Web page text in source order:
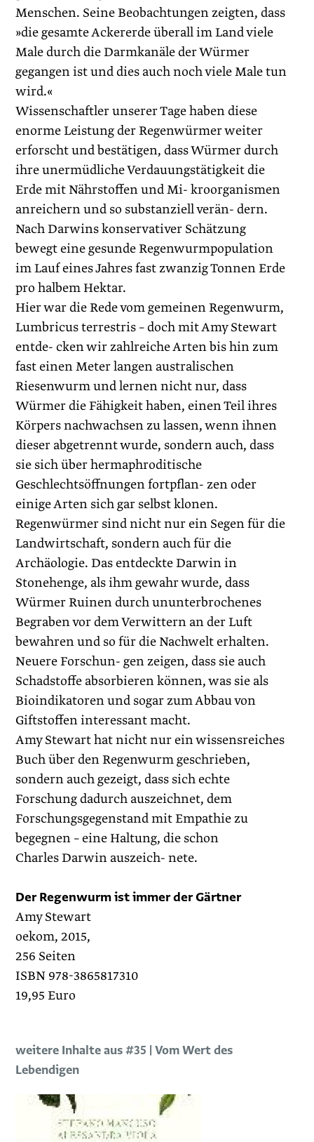
Menschen. Seine Beobachtungen zeigten, dass
»die gesamte Ackererde überall im Land viele
Male durch die Darmkanäle der Würmer
gegangen ist und dies auch noch viele Male tun
wird.«
Wissenschaftler unserer Tage haben diese
enorme Leistung der Regenwürmer weiter
erforscht und bestätigen, dass Würmer durch
ihre unermüdliche Verdauungstätigkeit die
Erde mit Nährstoffen und Mi- kroorganismen
anreichern und so substanziell verän- dern.
Nach Darwins konservativer Schätzung
bewegt eine gesunde Regenwurmpopulation
im Lauf eines Jahres fast zwanzig Tonnen Erde
pro halbem Hektar.
Hier war die Rede vom gemeinen Regenwurm,
Lumbricus terrestris – doch mit Amy Stewart
entde- cken wir zahlreiche Arten bis hin zum
fast einen Meter langen australischen
Riesenwurm und lernen nicht nur, dass
Würmer die Fähigkeit haben, einen Teil ihres
Körpers nachwachsen zu lassen, wenn ihnen
dieser abgetrennt wurde, sondern auch, dass
sie sich über hermaphroditische
Geschlechtsöffnungen fortpflan- zen oder
einige Arten sich gar selbst klonen.
Regenwürmer sind nicht nur ein Segen für die
Landwirtschaft, sondern auch für die
Archäologie. Das entdeckte Darwin in
Stonehenge, als ihm gewahr wurde, dass
Würmer Ruinen durch ununterbrochenes
Begraben vor dem Verwittern an der Luft
bewahren und so für die Nachwelt erhalten.
Neuere Forschun- gen zeigen, dass sie auch
Schadstoffe absorbieren können, was sie als
Bioindikatoren und sogar zum Abbau von
Giftstoffen interessant macht.
Amy Stewart hat nicht nur ein wissensreiches
Buch über den Regenwurm geschrieben,
sondern auch gezeigt, dass sich echte
Forschung dadurch auszeichnet, dem
Forschungsgegenstand mit Empathie zu
begegnen – eine Haltung, die schon
Charles Darwin auszeich- nete.
Der Regenwurm ist immer der Gärtner
Amy Stewart
oekom, 2015,
256 Seiten
ISBN 978-3865817310
19,95 Euro
weitere Inhalte aus #35 | Vom Wert des
Lebendigen